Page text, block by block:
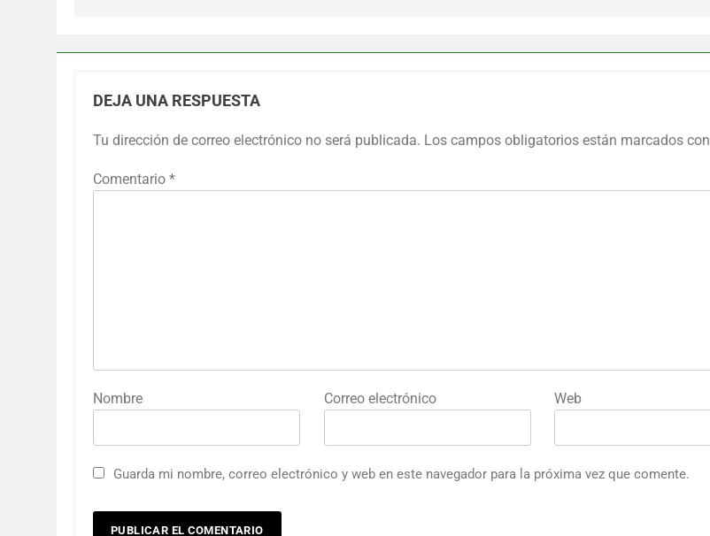
DEJA UNA RESPUESTA
Tu dirección de correo electrónico no será publicada. Los campos obligatorios están marcados con
Comentario *
Nombre Correo electrónico Web
Guarda mi nombre, correo electrónico y web en este navegador para la próxima vez que comente.